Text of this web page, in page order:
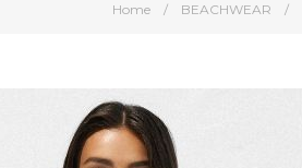
Home / BEACHWEAR /